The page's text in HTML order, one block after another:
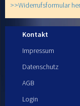
>>Widerrufsformular
Kontakt
Impressum
Datenschutz
AGB
Login